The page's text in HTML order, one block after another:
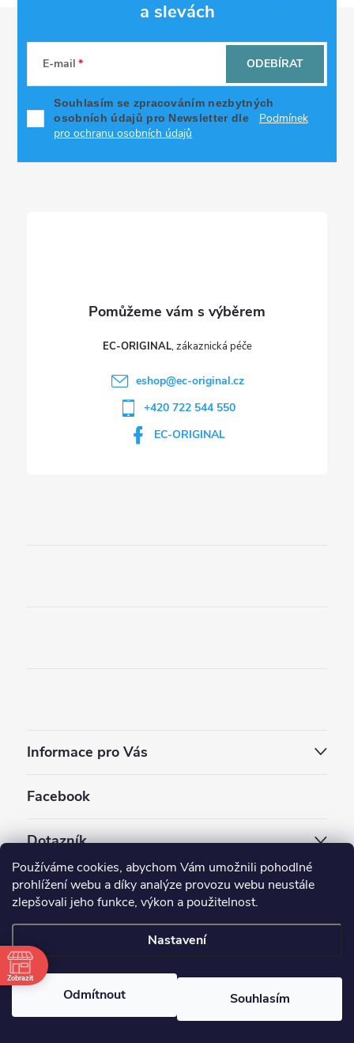
Používáme cookies, abychom Vám umožnili pohodlné
prohlížení webu a díky analýze provozu webu neustále
zlepšovali jeho funkce, výkon a použitelnost.
Nastavení
Odmítnout Souhlasím
a slevách
E-mail
Souhlasím se zpracováním nezbytných
osobních údajů pro Newsletter dle
Podmínek
pro ochranu osobních údajů
ODEBÍRAT
EC-ORIGINAL
eshop@ec-original.cz
+420 722 544 550
EC-ORIGINAL
Informace pro Vás
Facebook
Dotazník
Jaký styl vapování vám vyhovuje ?
Copyright 2026
Upravit nastavení cookies
Zobrazit